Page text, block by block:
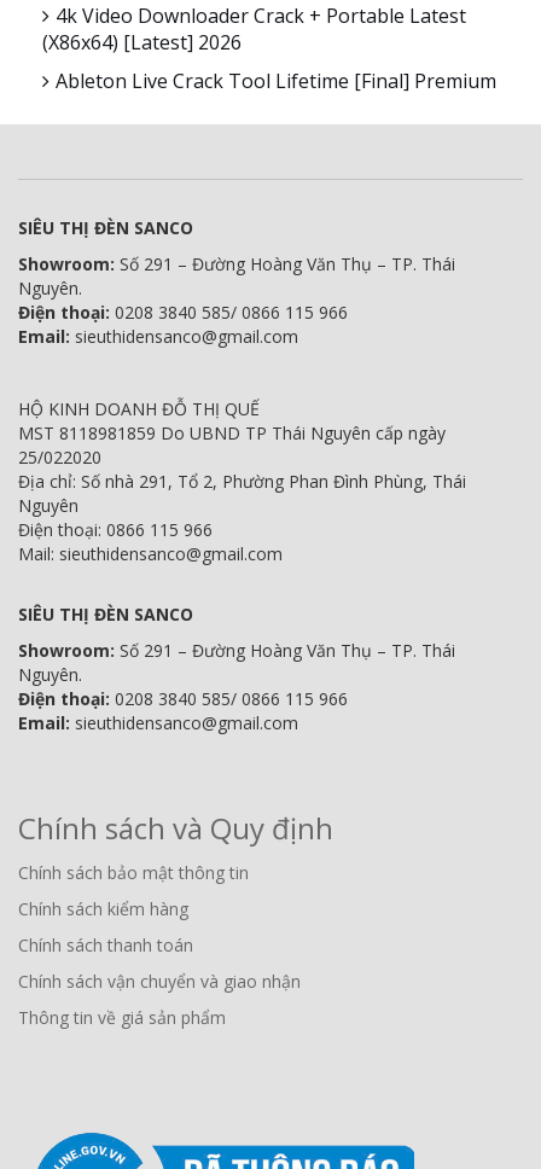
4k Video Downloader Crack + Portable Latest
(x86x64) [Latest] 2026
Ableton Live Crack Tool Lifetime [Final] Premium
SIÊU THỊ ĐÈN SANCO
Showroom: Số 291 – Đường Hoàng Văn Thụ – TP. Thái
Nguyên.
Điện thoại: 0208 3840 585/ 0866 115 966
Email: sieuthidensanco@gmail.com
HỘ KINH DOANH ĐỖ THỊ QUẾ
MST 8118981859 Do UBND TP Thái Nguyên cấp ngày
25/022020
Địa chỉ: Số nhà 291, Tổ 2, Phường Phan Đình Phùng, Thái
Nguyên
Điện thoại: 0866 115 966
Mail: sieuthidensanco@gmail.com
SIÊU THỊ ĐÈN SANCO
Showroom: Số 291 – Đường Hoàng Văn Thụ – TP. Thái
Nguyên.
Điện thoại: 0208 3840 585/ 0866 115 966
Email: sieuthidensanco@gmail.com
Chính sách và Quy định
Chính sách bảo mật thông tin
Chính sách kiểm hàng
Chính sách thanh toán
Chính sách vận chuyển và giao nhận
Thông tin về giá sản phẩm